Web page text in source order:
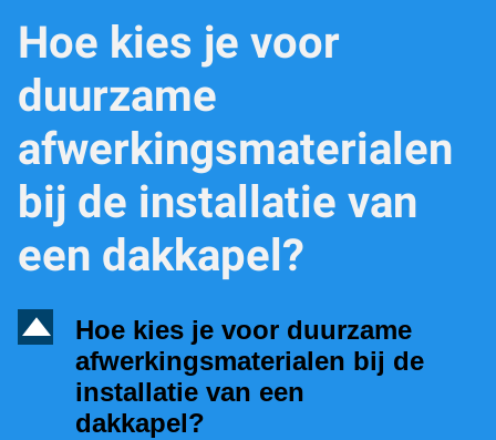
Hoe kies je voor
duurzame
afwerkingsmaterialen
bij de installatie van
een dakkapel?
D
Hoe kies je voor duurzame
afwerkingsmaterialen bij de
installatie van een
dakkapel?